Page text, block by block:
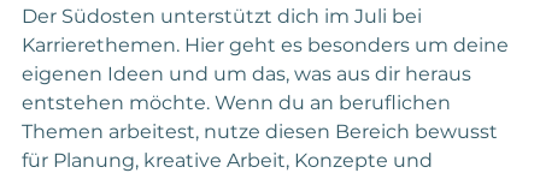
Der Südosten unterstützt dich im Juli bei
Karrierethemen. Hier geht es besonders um deine
eigenen Ideen und um das, was aus dir heraus
entstehen möchte. Wenn du an beruflichen
Themen arbeitest, nutze diesen Bereich bewusst
für Planung, kreative Arbeit, Konzepte und